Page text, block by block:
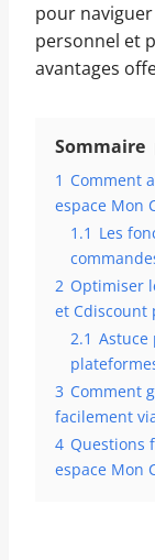
pour
personnel et
avantages
Sommaire
1 Comment
espace Mon
1.1 Les
2 Optimiser
et Cdiscount
2.1
3 Comment
facilement
4 Questions
espace Mon